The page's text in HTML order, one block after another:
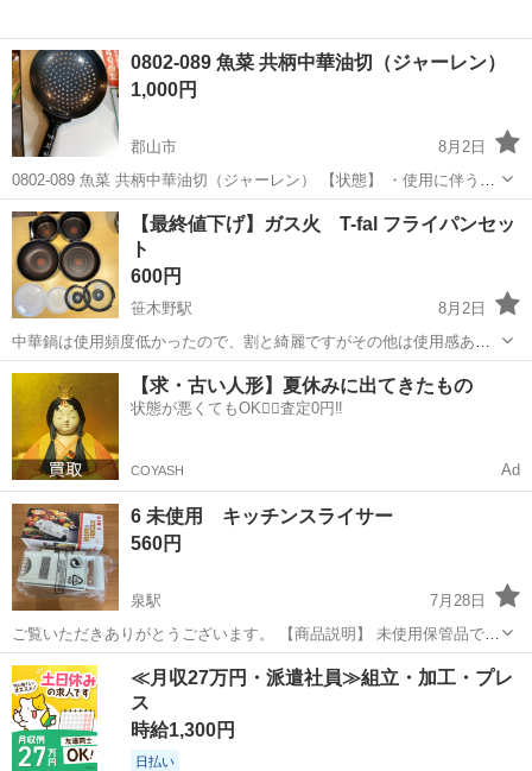
0802-089 魚菜 共柄中華油切（ジャーレン）
1,000円
郡山市
8月2日
0802-089 魚菜 共柄中華油切（ジャーレン） 【状態】 ・使用に伴う多
少のスレ、キズ、落としきれない汚れなどございます ・詳細は現地で
ご確認ください ・お値引きは出来かねますのでご了承願います ※中
古...
福島 郡山市 調理器具 レン
【最終値下げ】ガス火 T-fal フライパンセッ
ト
600円
笹木野駅
8月2日
中華鍋は使用頻度低かったので、割と綺麗ですがその他は使用感あり
ます。 その他不明点あればお気軽に連絡ください。 受け渡しは平日夜
または週末でお願いします。 今週末で処分します。
福島 福島市 笹木野駅 調理器具
【求・古い人形】夏休みに出てきたもの
状態が悪くてもOK🙆‍♀️査定0円‼️
COYASH Ad
6 未使用 キッチンスライサー
560円
泉駅
7月28日
ご覧いただきありがとうございます。 【商品説明】 未使用保管品で
す。 いろんなスライスができる万能スライサーです。 千切り おろし
つま切り スライサー ポテト型カッター 【商品情報】 ・サイズ… ・重
さ… ...
福島 いわき市 泉駅 調理器具 スライサー
≪月収27万円・派遣社員≫組立・加工・プレ
ス
時給1,300円
日払い